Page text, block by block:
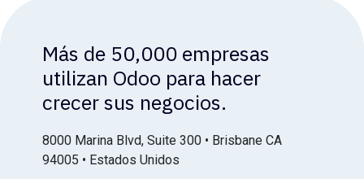
Más de 50,000 empresas
utilizan Odoo para hacer
crecer sus negocios.
8000 Marina Blvd, Suite 300 • Brisbane CA
94005 • Estados Unidos